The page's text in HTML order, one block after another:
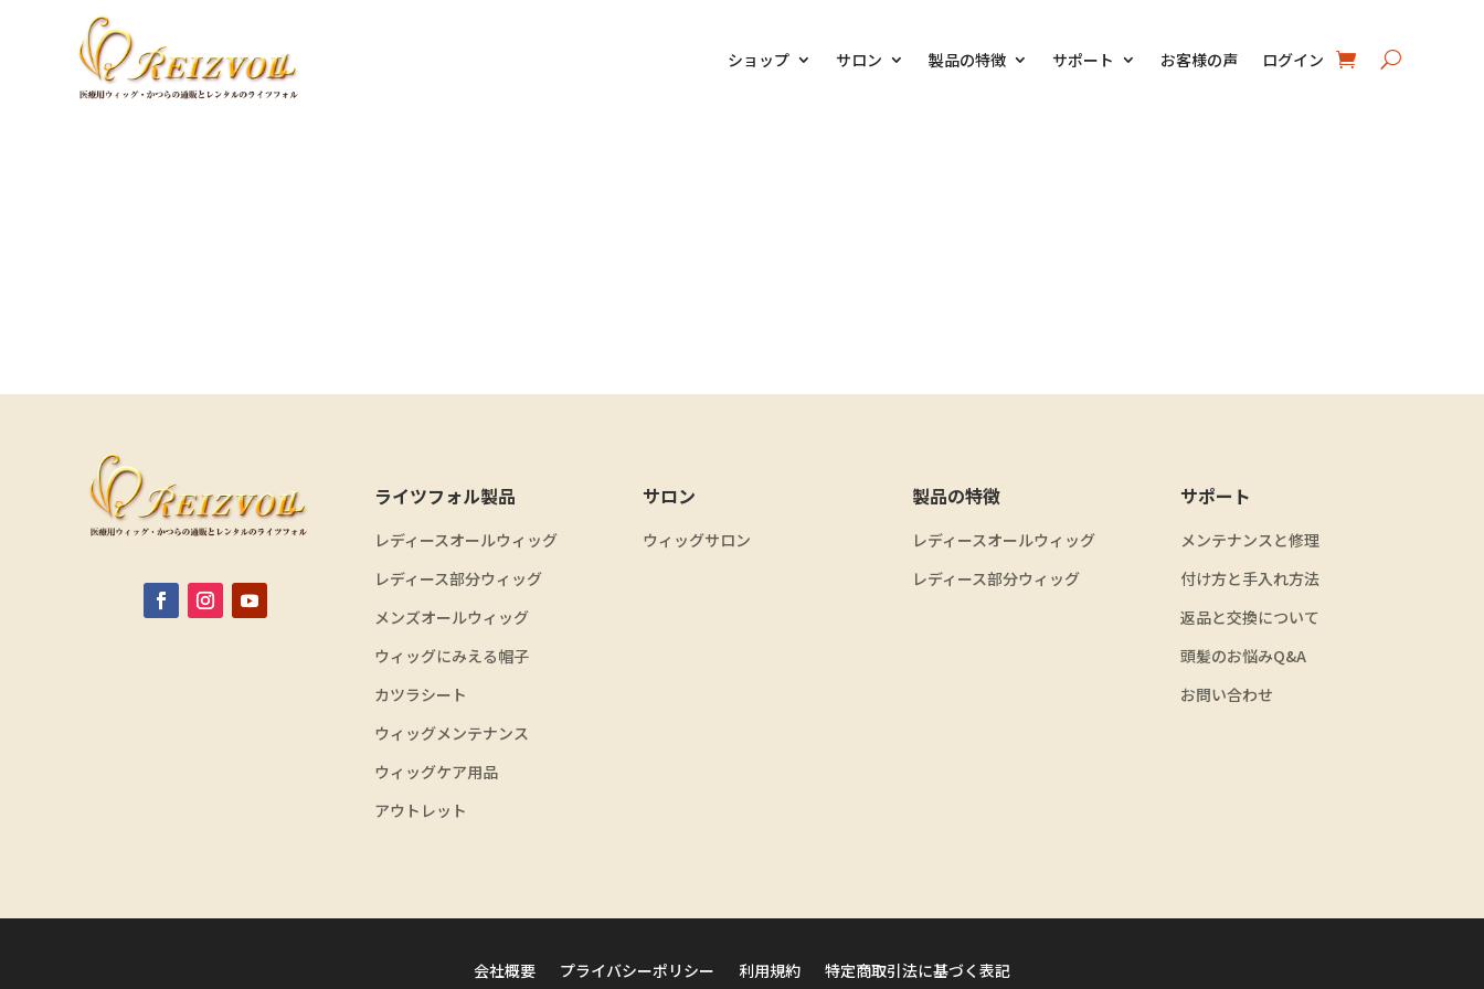
ショップ サロン 製品の特徴 サポート お客様の声 ログイン
ライツフォル製品
レディースオールウィッグ
レディース部分ウィッグ
メンズオールウィッグ
ウィッグにみえる帽子
カツラシート
ウィッグメンテナンス
ウィッグケア用品
アウトレット
サロン
ウィッグサロン
製品の特徴
レディースオールウィッグ
レディース部分ウィッグ
サポート
メンテナンスと修理
付け方と手入れ方法
返品と交換について
頭髪のお悩みQ&A
お問い合わせ
会社概要 プライバシーポリシー 利用規約 特定商取引法に基づく表記